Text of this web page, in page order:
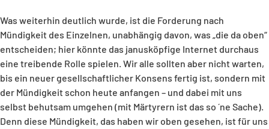
Was weiterhin deutlich wurde, ist die Forderung nach
Mündigkeit des Einzelnen, unabhängig davon, was „die da oben“
entscheiden; hier könnte das janusköpfige Internet durchaus
eine treibende Rolle spielen. Wir alle sollten aber nicht warten,
bis ein neuer gesellschaftlicher Konsens fertig ist, sondern mit
der Mündigkeit schon heute anfangen – und dabei mit uns
selbst behutsam umgehen (mit Märtyrern ist das so ´ne Sache).
Denn diese Mündigkeit, das haben wir oben gesehen, ist für uns